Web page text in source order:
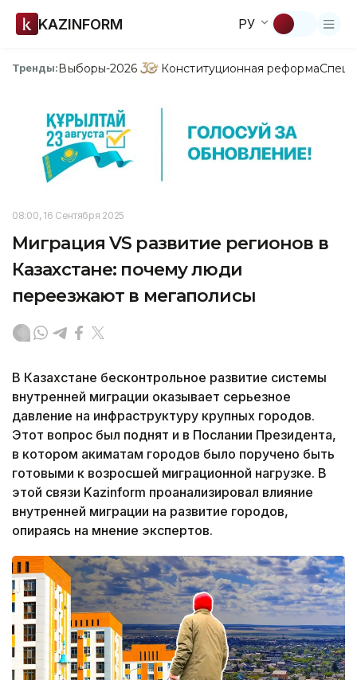
KAZINFORM РУ
Тренды:Выборы-2026 Конституционная реформа
08:00, 16 Сентября 2025
Миграция VS развитие регионов в
Казахстане: почему люди
переезжают в мегаполисы
В Казахстане бесконтрольное развитие системы
внутренней миграции оказывает серьезное
давление на инфраструктуру крупных городов.
Этот вопрос был поднят и в Послании Президента,
в котором акиматам городов было поручено быть
готовыми к возросшей миграционной нагрузке. В
этой связи Kazinform проанализировал влияние
внутренней миграции на развитие городов,
опираясь на мнение экспертов.